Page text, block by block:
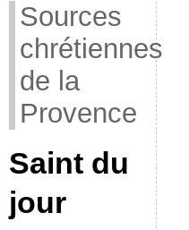
Sources
chrétiennes
de la
Provence
Saint du
jour